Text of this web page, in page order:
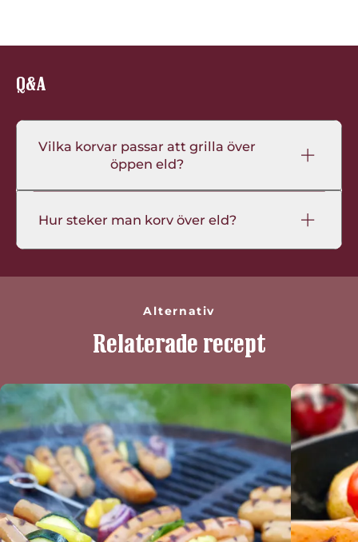
Q&A
Vilka korvar passar att grilla över
öppen eld?
Hur steker man korv över eld?
Alternativ
Relaterade recept